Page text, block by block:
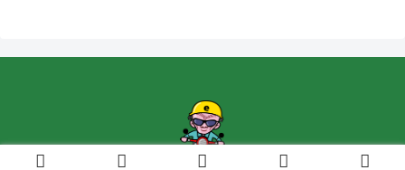
Copyright © 2015-2026 Ebina.POP広告 All Rights Reserved.